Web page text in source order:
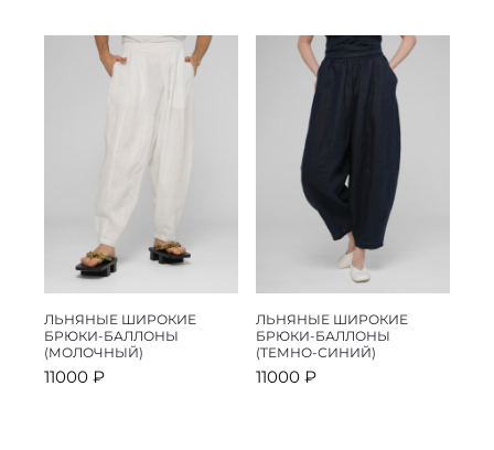
ЛЬНЯНЫЕ ШИРОКИЕ
БРЮКИ-БАЛЛОНЫ
(МОЛОЧНЫЙ)
11000 ₽
ЛЬНЯНЫЕ ШИРОКИЕ
БРЮКИ-БАЛЛОНЫ
(ТЕМНО-СИНИЙ)
11000 ₽